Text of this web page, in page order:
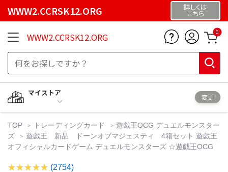
WWW2.CCRSK12.ORG 詳しくは
こちら
WWW2.CCRSK12.ORG 0
マイストア
変更
TOP トレーディングカード
遊戯王OCG デュエルモンスター
ズ
遊戯王 新品 ドーンオブマジェスティ 4箱セット 遊戯王
オフィシャルカードゲーム デュエルモンスターズ ☆遊戯王OCG
(2754)